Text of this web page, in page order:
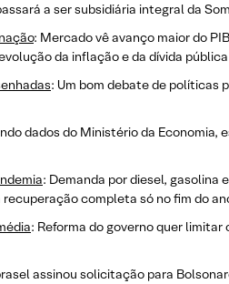
a ser subsidiária integral da
: Mercado vê avanço maior do
da inflação e da dívida pública
: Um bom debate de políticas
dados do Ministério da
: Demanda por diesel, gasolina
completa só no fim do
: Reforma do governo quer
assinou solicitação para